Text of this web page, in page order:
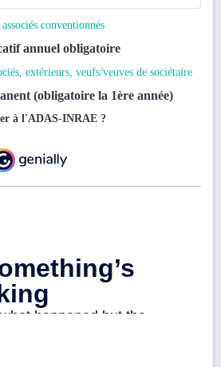
annuel obligatoire
(obligatoire la 1ère année)
à l'ADAS-INRAE ?